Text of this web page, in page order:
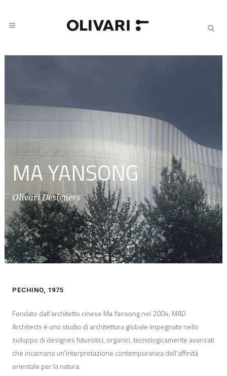
MA YANSONG
Olivari Designers
PECHINO, 1975
Fondato dall’architetto cinese Ma Yansong nel 2004, MAD
Architects è uno studio di architettura globale impegnato nello
sviluppo di designes futuristici, organici, tecnologicamente avanzati
che incarnano un’interpretazione contemporanea dell’affinità
orientale per la natura.